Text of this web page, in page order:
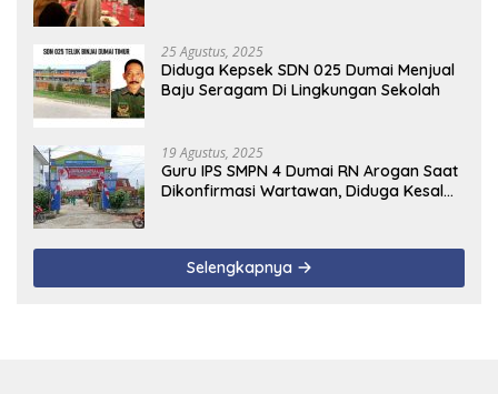
25 Agustus, 2025
Diduga Kepsek SDN 025 Dumai Menjual
Baju Seragam Di Lingkungan Sekolah
19 Agustus, 2025
Guru IPS SMPN 4 Dumai RN Arogan Saat
Dikonfirmasi Wartawan, Diduga Kesal
Selengkapnya